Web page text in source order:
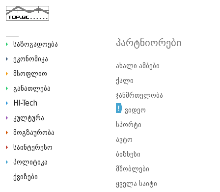
საზოგადოება
ეკონომიკა
მსოფლიო
განათლება
HI-Tech
კულტურა
მოგზაურობა
საინტერესო
პოლიტიკა
ქვიზები
პარტნიორები
ახალი ამბები
ქალი
ჯანმრთელობა
ვიდეო
სპორტი
ავტო
ბიზნესი
მშობლები
ყველა საიტი